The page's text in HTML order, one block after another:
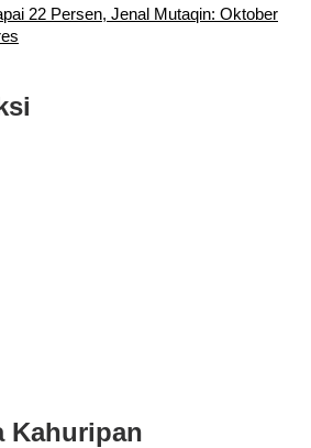
22 Persen, Jenal Mutaqin: Oktober
Kahuripan